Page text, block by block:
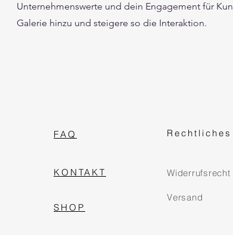
Unternehmenswerte und dein Engagement für
Galerie hinzu und steigere so die Interaktion.
FAQ
KONTAKT
SHOP
Rechtliches
Widerrufsrecht
Versand